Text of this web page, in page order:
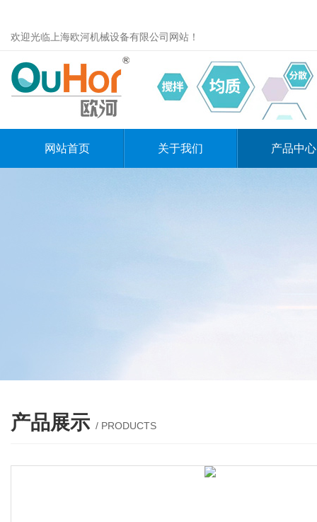
欢迎光临上海欧河机械设备有限公司网站！
网站首页 关于我们 产品中心
产品展示 / PRODUCTS